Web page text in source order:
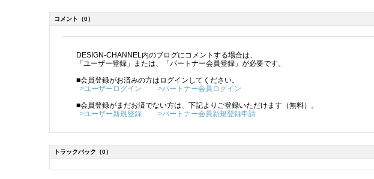
コメント （0）
DESIGN-CHANNEL内のブログにコメントする場合は、
「ユーザー登録」または、「パートナー会員登録」が必要です。
■会員登録がお済みの方はログインしてください。
>ユーザーログイン
>パートナー会員ログイン
■会員登録がまだお済でない方は、下記よりご登録いただけます（無料）。
>ユーザー新規登録
>パートナー会員新規登録申請
トラックバック （0）